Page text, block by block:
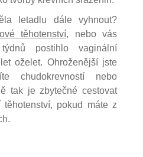
letadlu dále vyhnout?
těhotenství, nebo vás
postihlo vaginální
oželet. Ohroženější jste
chudokrevností nebo
tak je zbytečné cestovat
těhotenství, pokud máte z